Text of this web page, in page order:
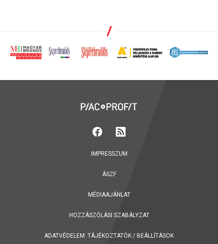
IMPRESSZUM
ÁSZF
MÉDIAAJÁNLAT
HOZZÁSZÓLÁSI SZABÁLYZAT
ADATVÉDELEM: TÁJÉKOZTATÓK / BEÁLLÍTÁSOK